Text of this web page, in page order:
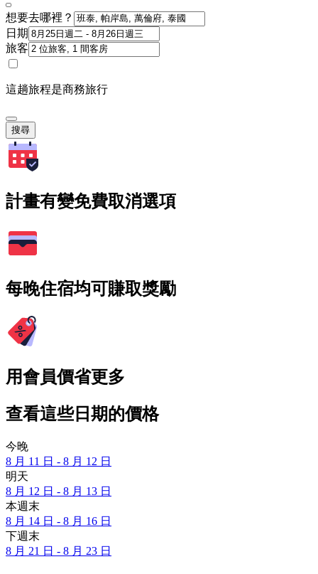
想要去哪裡？
日期
旅客
這趟旅程是商務旅行
搜尋
計畫有變免費取消選項
每晚住宿均可賺取獎勵
用會員價省更多
查看這些日期的價格
今晚
8 月 11 日 - 8 月 12 日
明天
8 月 12 日 - 8 月 13 日
本週末
8 月 14 日 - 8 月 16 日
下週末
8 月 21 日 - 8 月 23 日